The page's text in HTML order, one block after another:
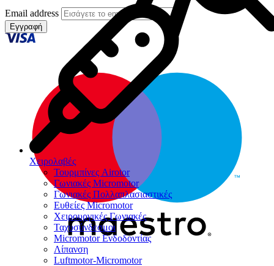
Χειρολαβές
Τουρμπίνες Airotor
Γωνιακές Micromotor
Γωνιακές Πολλαπλασιαστικές
Ευθείες Micromotor
Χειρουργικές Γωνιακές
Ταχυσύνδεσμοι
Micromotor Ενδοδοντίας
Λίπανση
Luftmotor-Micromotor
Email address
Εγγραφή